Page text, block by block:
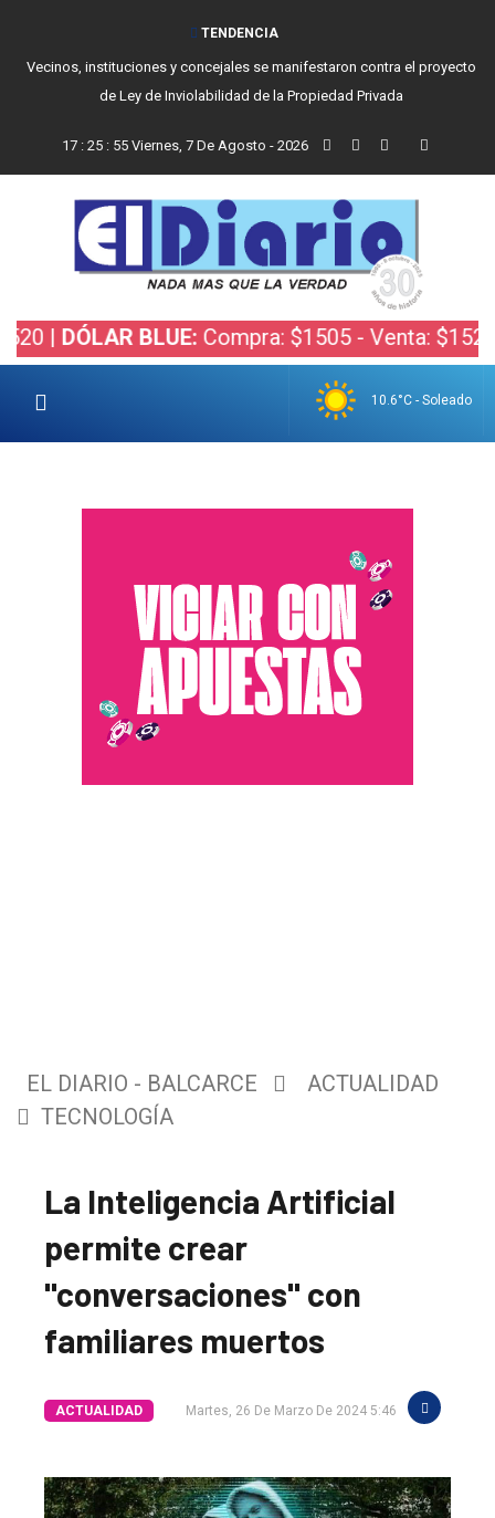
TENDENCIA
Vecinos, instituciones y concejales se manifestaron contra el proyecto
de Ley de Inviolabilidad de la Propiedad Privada
17: 25: 55 Viernes, 7 De Agosto - 2026
DÓLAR BLUE:Compra: $1505 - Venta: $1525 |
10.6°C - Soleado
DIARIO
EL DIARIO - BALCARCE
ACTUALIDAD
TECNOLOGÍA
La Inteligencia Artificial
permite crear
"conversaciones" con
familiares muertos
ACTUALIDAD Martes, 26 De Marzo De 2024 5:46